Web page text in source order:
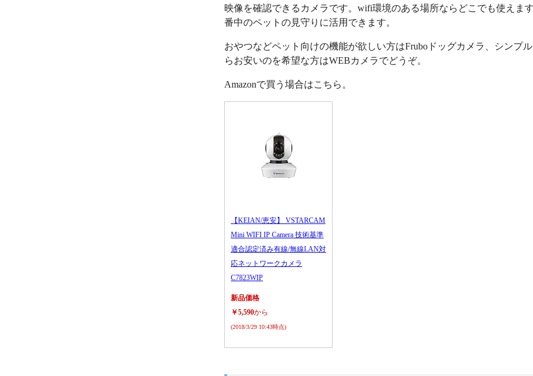
映像を確認できるカメラです。wifi環境のある場所ならどこでも使えま
番中のペットの見守りに活用できます。
おやつなどペット向けの機能が欲しい方はFruboドッグカメラ、シンプ
らお安いのを希望な方はWEBカメラでどうぞ。
Amazonで買う場合はこちら。
【KEIAN/恵安】 VSTARCAM
Mini WIFI IP Camera 技術基準
適合認定済み有線/無線LAN対
応ネットワークカメラ
C7823WIP
新品価格
￥5,590から
(2018/3/29 10:43時点)